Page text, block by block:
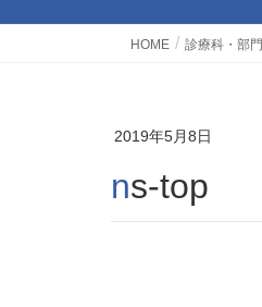
HOME 診療科・部門
2019年5月8日
ns-top